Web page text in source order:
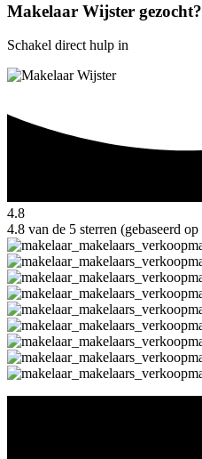
Makelaar Wijster gezocht?
Schakel direct hulp in
4.8
4.8 van de 5 sterren (gebaseerd op